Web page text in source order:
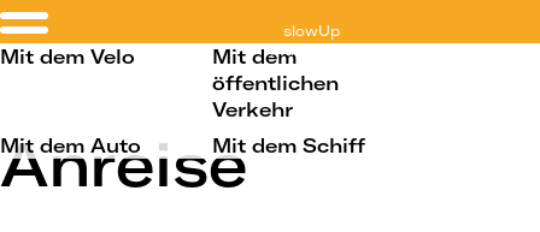
slowUp
Murtensee
Mit dem Velo
Mit dem
öffentlichen
Verkehr
Mit dem Auto
Mit dem Schiff
Anreise